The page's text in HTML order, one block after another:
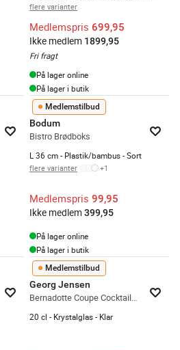
flere varianter
Medlemspris 699,95
Ikke medlem 1899,95
Fri fragt
På lager online
På lager i butik
Medlemstilbud
Bodum
Bistro Brødboks
L 36 cm - Plastik/bambus - Sort
flere varianter +1
Medlemspris 99,95
Ikke medlem 399,95
På lager online
På lager i butik
Medlemstilbud
Georg Jensen
Bernadotte Coupe Cocktailglas - 6 stk.
20 cl - Krystalglas - Klar